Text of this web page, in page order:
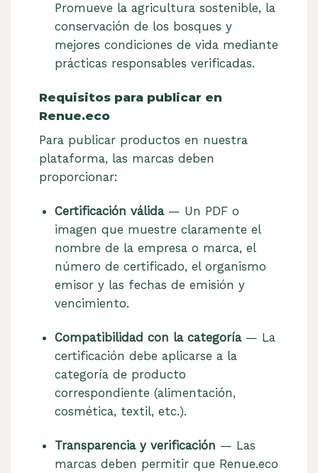
Promueve la agricultura sostenible, la
conservación de los bosques y
mejores condiciones de vida mediante
prácticas responsables verificadas.
Requisitos para publicar en
Renue.eco
Para publicar productos en nuestra
plataforma, las marcas deben
proporcionar:
Certificación válida— Un PDF o
imagen que muestre claramente el
nombre de la empresa o marca, el
número de certificado, el organismo
emisor y las fechas de emisión y
vencimiento.
Compatibilidad con la categoría— La
certificación debe aplicarse a la
categoría de producto
correspondiente (alimentación,
cosmética, textil, etc.).
Transparencia y verificación — Las
marcas deben permitir que Renue.eco